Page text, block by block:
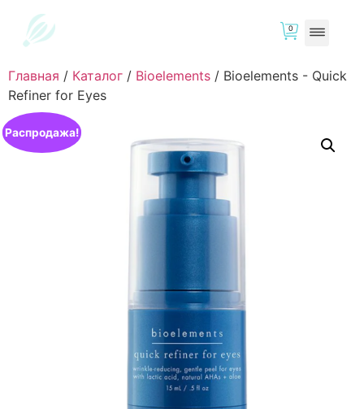
0
Главная / Каталог / Bioelements / Bioelements - Quick
Refiner for Eyes
Распродажа!